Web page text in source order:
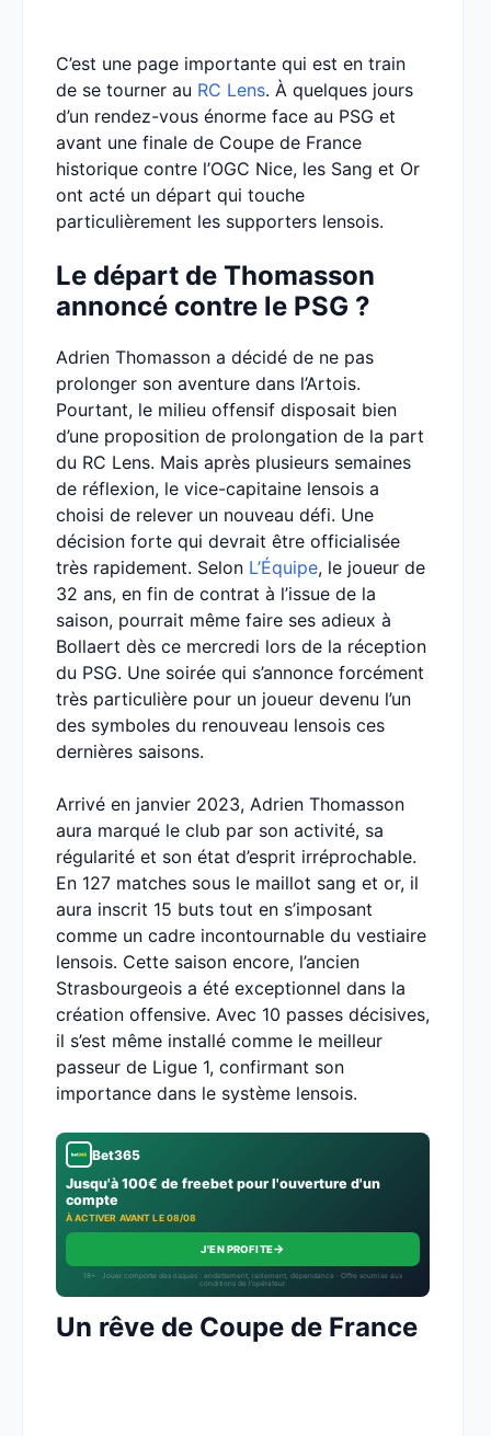
C’est une page importante qui est en train
de se tourner au RC Lens. À quelques jours
d’un rendez-vous énorme face au PSG et
avant une finale de Coupe de France
historique contre l’OGC Nice, les Sang et Or
ont acté un départ qui touche
particulièrement les supporters lensois.
Le départ de Thomasson
annoncé contre le PSG ?
Adrien Thomasson a décidé de ne pas
prolonger son aventure dans l’Artois.
Pourtant, le milieu offensif disposait bien
d’une proposition de prolongation de la part
du RC Lens. Mais après plusieurs semaines
de réflexion, le vice-capitaine lensois a
choisi de relever un nouveau défi. Une
décision forte qui devrait être officialisée
très rapidement. Selon L’Équipe, le joueur de
32 ans, en fin de contrat à l’issue de la
saison, pourrait même faire ses adieux à
Bollaert dès ce mercredi lors de la réception
du PSG. Une soirée qui s’annonce forcément
très particulière pour un joueur devenu l’un
des symboles du renouveau lensois ces
dernières saisons.
Arrivé en janvier 2023, Adrien Thomasson
aura marqué le club par son activité, sa
régularité et son état d’esprit irréprochable.
En 127 matches sous le maillot sang et or, il
aura inscrit 15 buts tout en s’imposant
comme un cadre incontournable du vestiaire
lensois. Cette saison encore, l’ancien
Strasbourgeois a été exceptionnel dans la
création offensive. Avec 10 passes décisives,
il s’est même installé comme le meilleur
passeur de Ligue 1, confirmant son
importance dans le système lensois.
Bet365
Jusqu'à 100€ de freebet pour l'ouverture d'un
compte
À ACTIVER AVANT LE 08/08
J'EN PROFITE→
18+ · Jouer comporte des risques : endettement, isolement, dépendance · Offre soumise aux
conditions de l’opérateur.
Un rêve de Coupe de France